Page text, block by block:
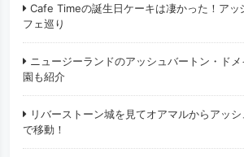
Cafe Timeの誕生日ケーキは凄かった！アッ
フェ巡り
ニュージーランドのアッシュバートン・ド
園も紹介
リバーストーン城を見てオアマルからアッ
で移動！